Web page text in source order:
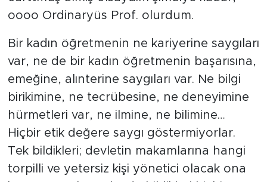
oooo Ordinaryüs Prof. olurdum.
Bir kadın öğretmenin ne kariyerine saygıları
var, ne de bir kadın öğretmenin başarısına,
emeğine, alınterine saygıları var. Ne bilgi
birikimine, ne tecrübesine, ne deneyimine
hürmetleri var, ne ilmine, ne bilimine…
Hiçbir etik değere saygı göstermiyorlar.
Tek bildikleri; devletin makamlarına hangi
torpilli ve yetersiz kişi yönetici olacak ona